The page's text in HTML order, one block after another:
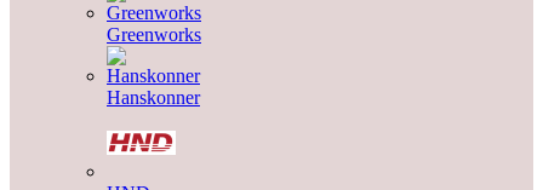
Greenworks
Hanskonner